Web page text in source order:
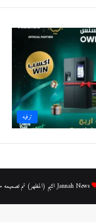
ترفيه
Jannah News الثيم (المظهر) تم تصميمه من قِبل TieLabs